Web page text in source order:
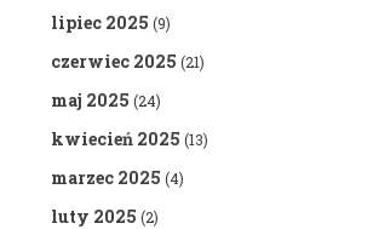
lipiec 2025 (9)
czerwiec 2025 (21)
maj 2025 (24)
kwiecień 2025 (13)
marzec 2025 (4)
luty 2025 (2)